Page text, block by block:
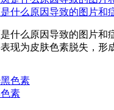
什么原因导致的图片和
什么原因导致的图片和
现为皮肤色素脱失，形
素